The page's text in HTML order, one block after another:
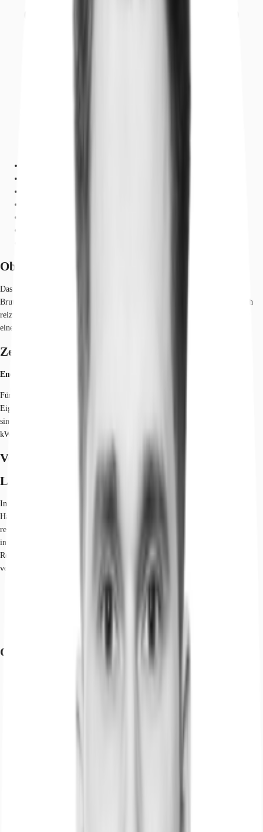
Objekt
Das Gebäude wurde in viergeschossiger Bauweise mit einer
Bruttogeschossfläche von insgesamt ca. 14.000 m² errichtet. Architektonisch
reizvoll wurde das Objekt in zwei separate Gebäude aufgeteilt, welche über
eine Brücke verbunden sind.
Zertifizierungen
Energieausweis
Für diese Liegenschaft liegt ein Verbrauchsausweis vom 2015-02-27 vom
Eigentümer/Vermieter vor. Die wesentlichen Energieträger der Liegenschaft
sind Erdgas leicht,Strom. Der Endenergieverbrauch Strom beträgt 17.00
kWh/(m²*a). Der Endenergieverbrauch Wärme beträgt 108.00 kWh/(m²*a).
Verfügbare Fläche
Lage und Verkehrsanbindung
In Schönefeld befinden Sie sich direkt an der Schnittstelle zwischen
Hauptstadtregion und der ganzen Welt. Von hier aus ist man hervorragend
regional innerhalb Brandenburgs als auch nach Berlin sowie national und
international angebunden. Und das in alle Richtungen – durch S-Bahn und
Regionalbahn, Autobahn und natürlich den Hauptstadtflughafen BER direkt
vor der Tür.
Grundrisse